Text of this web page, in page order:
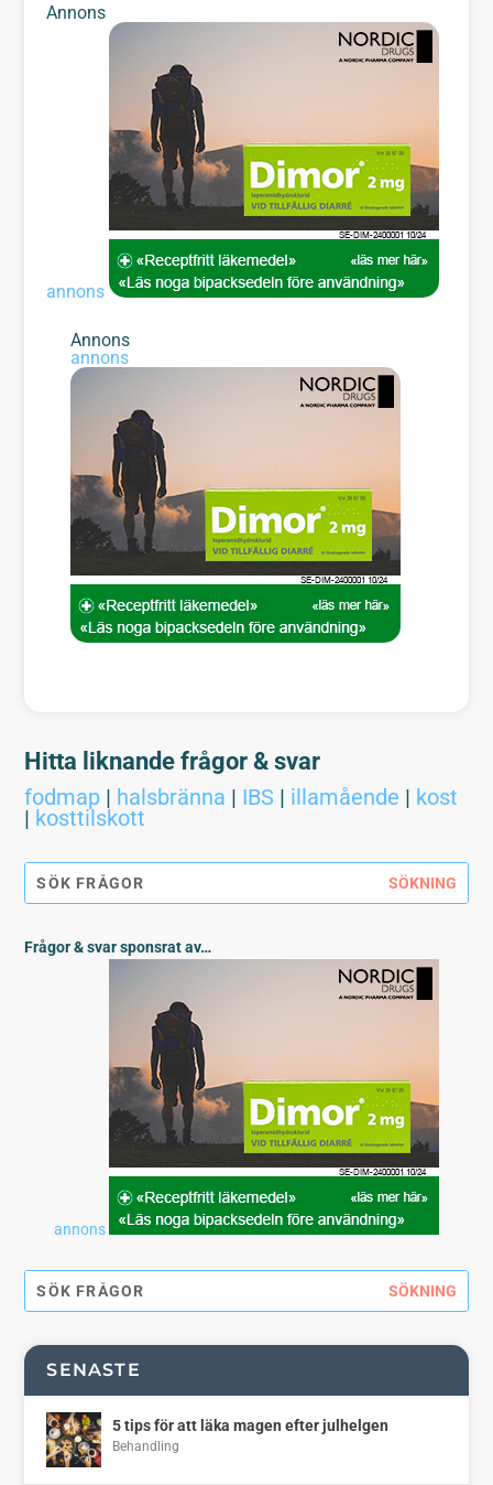
Annons
annons
Annons
annons
Hitta liknande frågor & svar
fodmap | halsbränna | IBS | illamående | kost
| kosttilskott
Frågor & svar sponsrat av…
annons
SENASTE
5 tips för att läka magen efter julhelgen
Behandling